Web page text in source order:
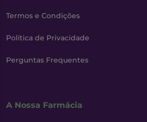
Termos e Condições
Política de Privacidade
Perguntas Frequentes
A Nossa Farmácia